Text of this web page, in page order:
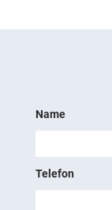
Name
Telefon